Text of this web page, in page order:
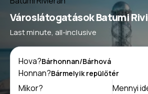
Városlátogatások Batumi
Last minute, all-inclusive
Hova?
Honnan?
Mikor?
Mennyi